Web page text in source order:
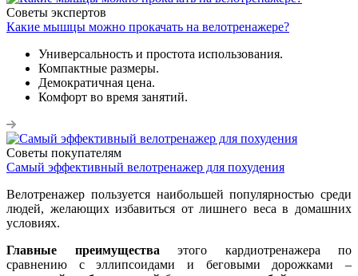
Советы экспертов
Какие мышцы можно прокачать на велотренажере?
Универсальность и простота использования.
Компактные размеры.
Демократичная цена.
Комфорт во время занятий.
Советы покупателям
Самый эффективный велотренажер для похудения
Велотренажер пользуется наибольшей популярностью среди
людей, желающих избавиться от лишнего веса в домашних
условиях.
Главные преимущества этого кардиотренажера по
сравнению с эллипсоидами и беговыми дорожками –